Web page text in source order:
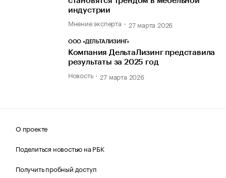
индустрии
Мнение эксперта 27 марта 2026
ООО «ДЕЛЬТАЛИЗИНГ»
Компания ДельтаЛизинг представила
результаты за 2025 год
Новость 27 марта 2026
О проекте
Поделиться новостью на РБК
Получить пробный доступ